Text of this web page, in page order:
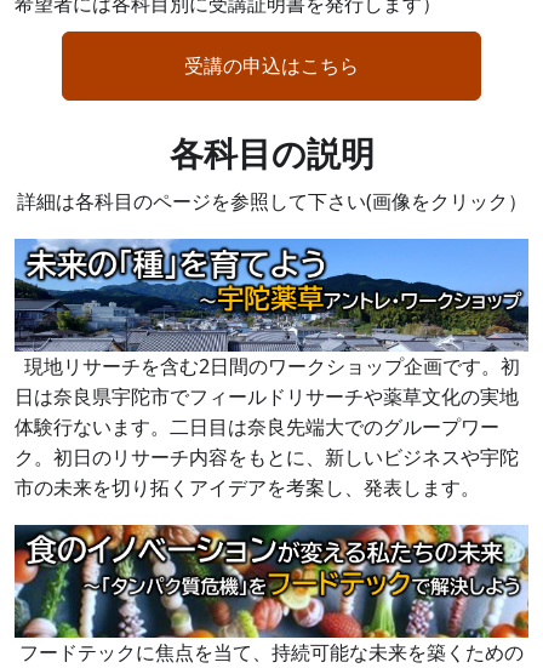
受講の申込はこちら
各科目の説明
詳細は各科目のページを参照して下さい(画像をクリック）
現地リサーチを含む2日間のワークショップ企画です。初
日は奈良県宇陀市でフィールドリサーチや薬草文化の実地
体験行ないます。二日目は奈良先端大でのグループワー
ク。初日のリサーチ内容をもとに、新しいビジネスや宇陀
市の未来を切り拓くアイデアを考案し、発表します。
フードテックに焦点を当て、持続可能な未来を築くための